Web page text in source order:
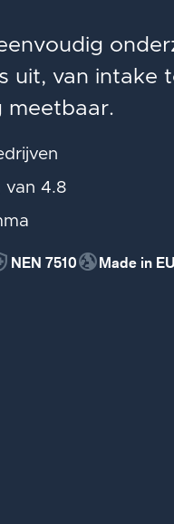
uit, van intake
meetbaar.
van 4.8
NEN 7510globe_ukMade in EU